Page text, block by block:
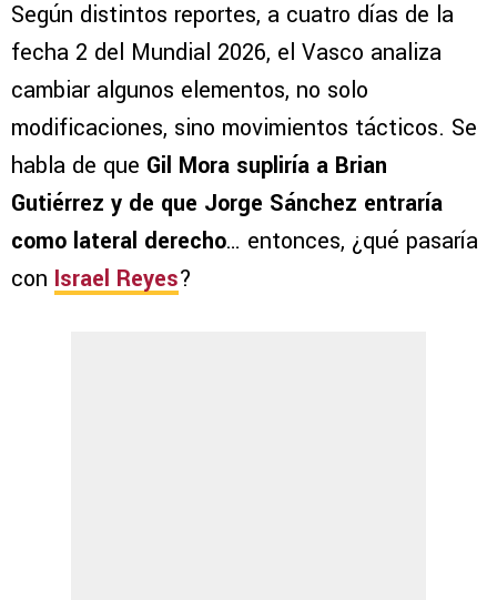
Según distintos reportes, a cuatro días de la
fecha 2 del Mundial 2026, el Vasco analiza
cambiar algunos elementos, no solo
modificaciones, sino movimientos tácticos. Se
habla de que Gil Mora supliría a Brian
Gutiérrez y de que Jorge Sánchez entraría
como lateral derecho… entonces, ¿qué pasaría
con Israel Reyes?